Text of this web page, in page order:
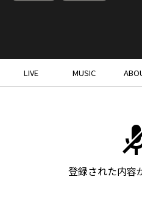
LIVE MUSIC
登録された内容